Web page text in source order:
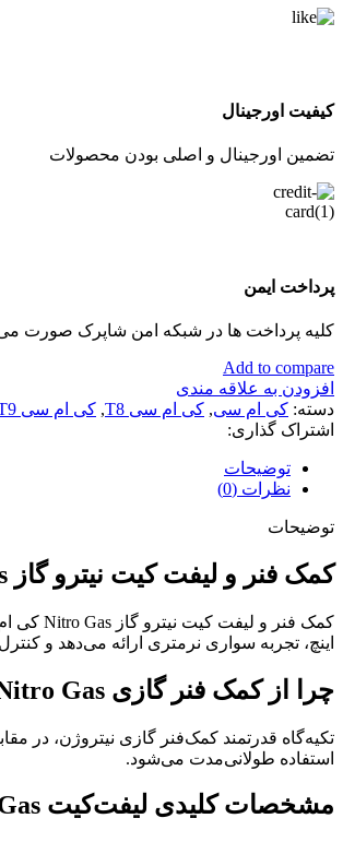
کیفیت اورجینال
تضمین اورجینال و اصلی بودن محصولات
پرداخت ایمن
کلیه پرداخت ها در شبکه امن شاپرک صورت
Add to compare
افزودن به علاقه مندی
دسته: کی ام سی, کی ام سی T8 , کی ام سی T9
اشتراک گذاری:
توضیحات
نظرات (0)
توضیحات
کمک‌ فنر و لیفت‌ کیت نیترو گاز Nitro Gas برای KMC T9/T8
اینچ، تجربه سواری نرمتری ارائه می‌دهد و
چرا از کمک‌ فنر گازی Nitro Gas استفاده کنیم؟
تکیه‌گاه قدرتمند کمک‌فنر گازی نیتروژن، در
استفاده طولانی‌مدت می‌شود.
مشخصات کلیدی لیفت‌کیت Nitro Gas